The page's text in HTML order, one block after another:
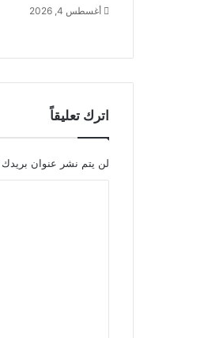
أغسطس 4, 2026
اترك تعليقاً
لن يتم نشر عنوان بريدك